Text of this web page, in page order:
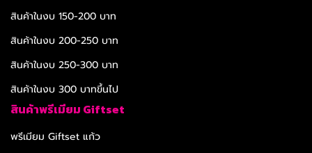
สินค้าในงบ 150-200 บาท
สินค้าในงบ 200-250 บาท
สินค้าในงบ 250-300 บาท
สินค้าในงบ 300 บาทขึ้นไป
สินค้าพรีเมียม Giftset
พรีเมียม Giftset แก้ว